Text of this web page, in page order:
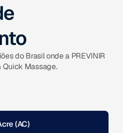
do Brasil onde a PREVINIR
Massage.
(AC)